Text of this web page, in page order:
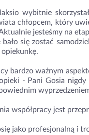
wybitnie
chłopcem, który
jesteśmy na
się zostać
opiekunkę.
bardzo ważnym
- Pani Gosia
współpracy jest
jako profesjonalną i